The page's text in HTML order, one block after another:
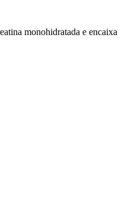
monohidratada e encaixa